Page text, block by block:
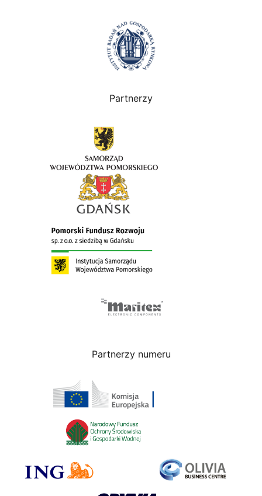
Partnerzy
Partnerzy numeru